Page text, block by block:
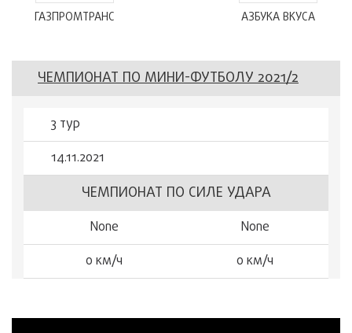
ГАЗПРОМТРАНС АЗБУКА ВКУСА
ЧЕМПИОНАТ ПО МИНИ-ФУТБОЛУ 2021/2
3 тур
14.11.2021
ЧЕМПИОНАТ ПО СИЛЕ УДАРА
None
None
0 км/ч
0 км/ч